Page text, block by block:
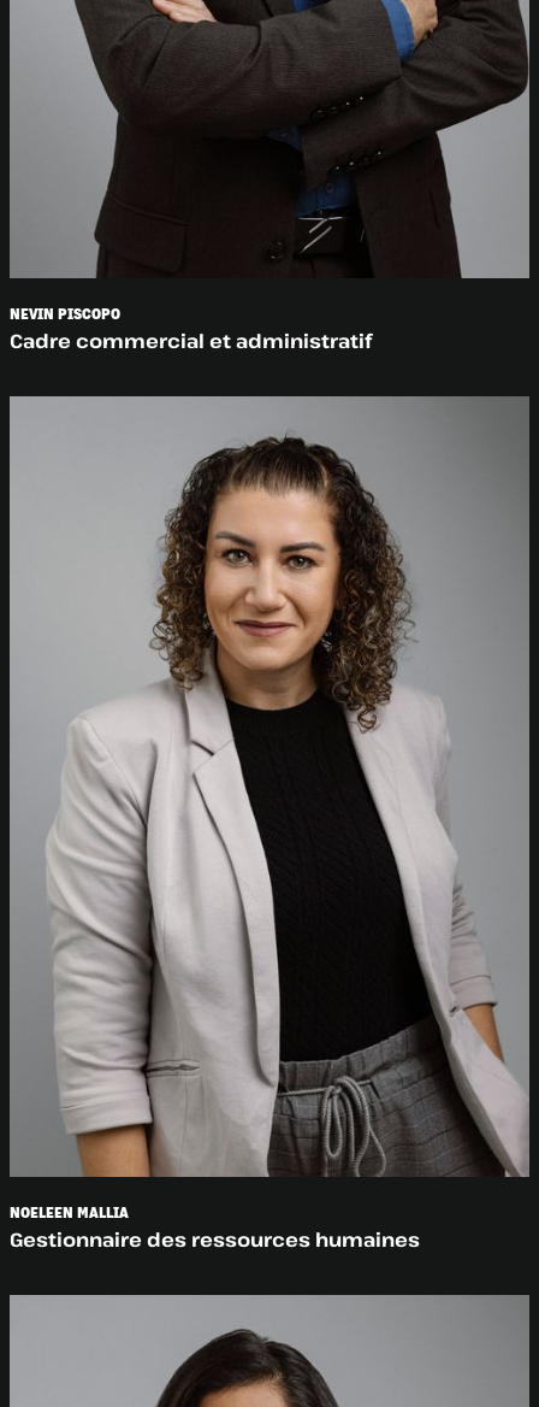
NEVIN PISCOPO
Cadre commercial et administratif
NOELEEN MALLIA
Gestionnaire des ressources humaines